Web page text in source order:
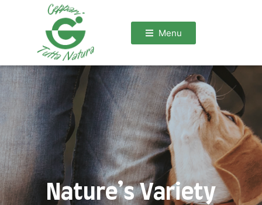
Menu
Nature’s Variety